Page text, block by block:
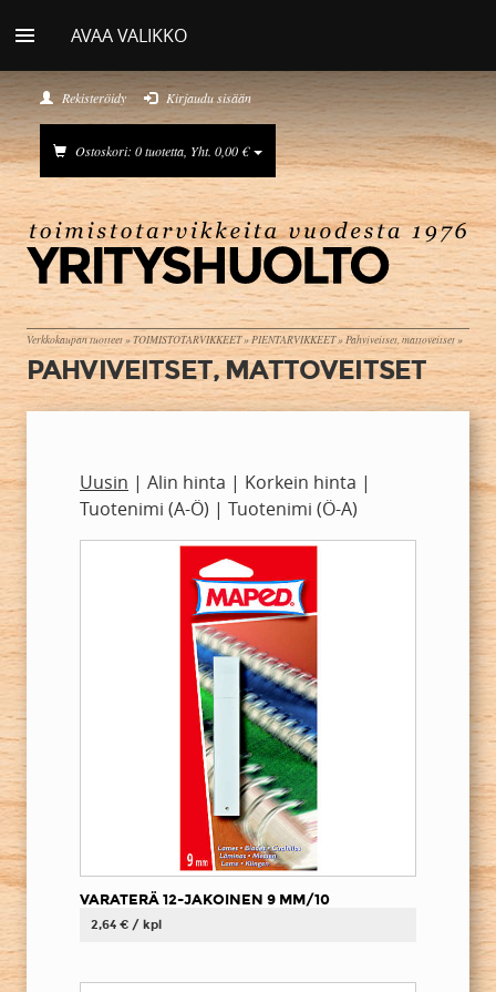
AVAA VALIKKO
Rekisteröidy Kirjaudu sisään
Ostoskori: 0 tuotetta, Yht. 0,00 €
Verkkokaupan tuotteet»TOIMISTOTARVIKKEET»PIENTARVIKKEET»Pahviveitset, mattoveitset»
PAHVIVEITSET, MATTOVEITSET
Uusin | Alin hinta | Korkein hinta |
Tuotenimi (A-Ö) | Tuotenimi (Ö-A)
VARATERÄ 12-JAKOINEN 9 MM/10
2,64 € / kpl